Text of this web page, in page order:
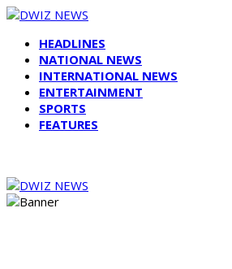
HEADLINES
NATIONAL NEWS
INTERNATIONAL NEWS
ENTERTAINMENT
SPORTS
FEATURES